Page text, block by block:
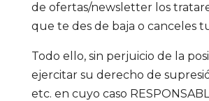
de ofertas/newsletter los
que te des de baja o canceles
Todo ello, sin perjuicio de la
ejercitar su derecho de
etc. en cuyo caso